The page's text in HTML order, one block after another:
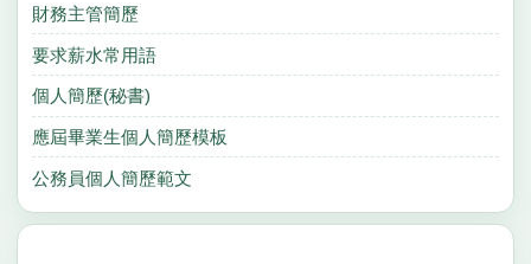
財務主管簡歷
要求薪水常用語
個人簡歷(秘書)
應屆畢業生個人簡歷模板
公務員個人簡歷範文